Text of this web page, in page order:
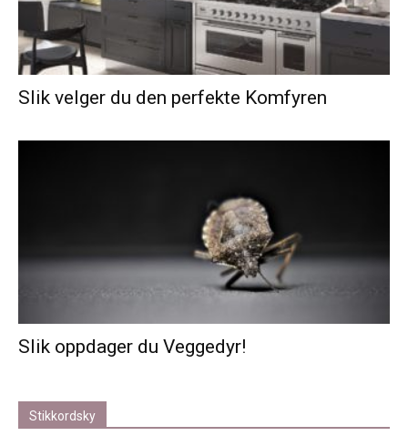
Slik velger du den perfekte Komfyren
Slik oppdager du Veggedyr!
Stikkordsky